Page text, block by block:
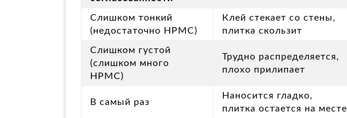
Слишком тонкий
(недостаточно HPMC)
Клей стекает со стены,
плитка скользит
Слишком густой
(слишком много
HPMC)
Трудно распределяется,
плохо прилипает
В самый раз
Наносится гладко,
плитка остается на месте